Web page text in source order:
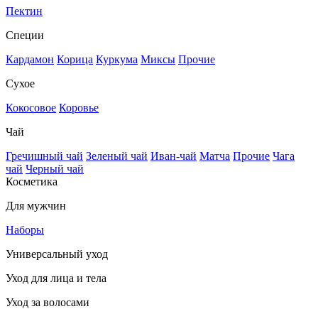
Пектин
Специи
Кардамон Корица Куркума Миксы Прочие
Сухое
Кокосовое Коровье
Чай
Гречишный чай Зеленый чай Иван-чай Матча Прочие Чага
чай Черный чай
Косметика
Для мужчин
Наборы
Универсальный уход
Уход для лица и тела
Уход за волосами